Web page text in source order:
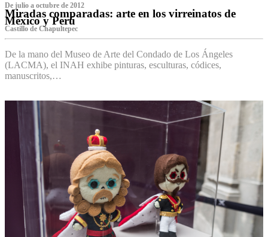
De julio a octubre de 2012
Miradas comparadas: arte en los virreinatos de
México y Perú
Castillo de Chapultepec
De la mano del Museo de Arte del Condado de Los Ángeles
(LACMA), el INAH exhibe pinturas, esculturas, códices,
manuscritos,…